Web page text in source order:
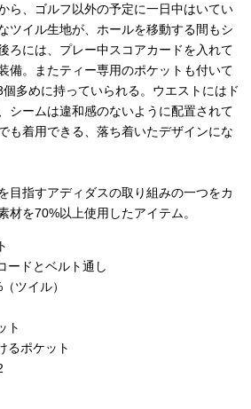
ら、ゴルフ以外の予定に一日中はいてい
ツイル生地が、ホールを移動する間もシ
ろには、プレー中スコアカードを入れて
備。またティー専用のポケットも付いて
多めに持っていられる。ウエストにはド
シームは違和感のないように配置されて
も着用できる、落ち着いたデザインにな
目指すアディダスの取り組みの一つをカ
材を70%以上使用したアイテム。
ードとベルト通し
ツイル）
ト
るポケット